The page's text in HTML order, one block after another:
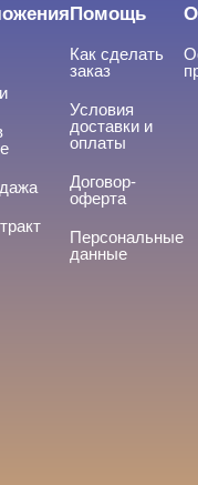
Помощь
Как сделать
заказ
Условия
доставки и
оплаты
Договор-
оферта
Персональные
данные